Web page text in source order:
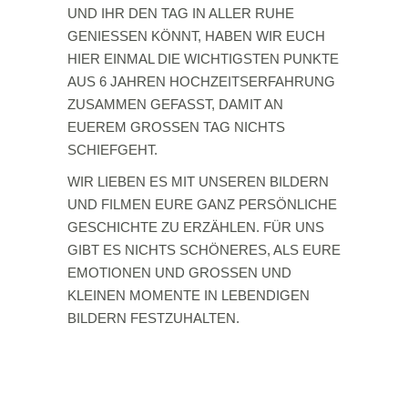
UND IHR DEN TAG IN ALLER RUHE
GENIESSEN KÖNNT, HABEN WIR EUCH
HIER EINMAL DIE WICHTIGSTEN PUNKTE
AUS 6 JAHREN HOCHZEITSERFAHRUNG
ZUSAMMEN GEFASST, DAMIT AN
EUEREM GROSSEN TAG NICHTS
SCHIEFGEHT.
WIR LIEBEN ES MIT UNSEREN BILDERN
UND FILMEN EURE GANZ PERSÖNLICHE
GESCHICHTE ZU ERZÄHLEN. FÜR UNS
GIBT ES NICHTS SCHÖNERES, ALS EURE
EMOTIONEN UND GROSSEN UND
KLEINEN MOMENTE IN LEBENDIGEN
BILDERN FESTZUHALTEN.